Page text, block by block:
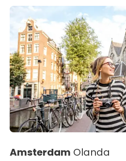
Amsterdam Olanda